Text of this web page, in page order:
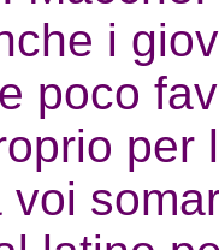
i
poco
per